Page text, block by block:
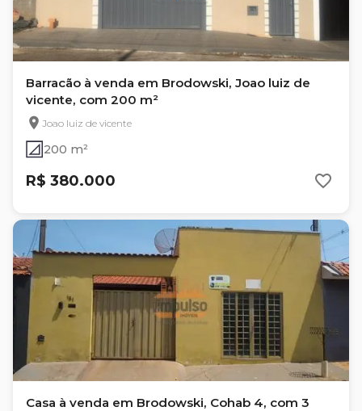
Barracão à venda em Brodowski, Joao luiz de
vicente, com 200 m²
Joao luiz de vicente
200 m²
R$ 380.000
Casa à venda em Brodowski, Cohab 4, com 3